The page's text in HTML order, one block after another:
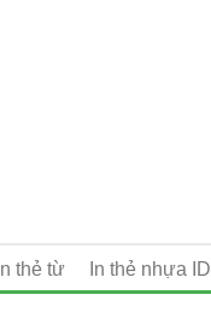
In thẻ từ In thẻ nhựa ID